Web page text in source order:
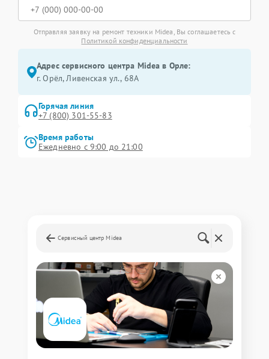
Отправляя заявку на ремонт техники Midea, Вы соглашаетесь с
Политикой конфиденциальности
Адрес сервисного центра Midea в Орле:
г. Орёл, Ливенская ул., 68А
Горячая линия
+7 (800) 301-55-83
Время работы
Ежедневно с 9:00 до 21:00
Сервисный центр Midea